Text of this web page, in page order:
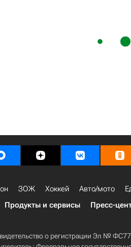
ЗОЖ Хоккей Авто/мото
Продукты и сервисы Пресс-
о регистрации Эл №